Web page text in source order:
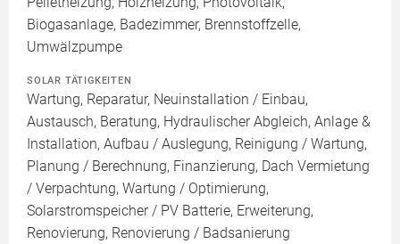
Biogasanlage, Badezimmer, Brennstoffzelle,
Umwälzpumpe
SOLAR TÄTIGKEITEN
Wartung, Reparatur, Neuinstallation / Einbau,
Austausch, Beratung, Hydraulischer Abgleich, Anlage &
Installation, Aufbau / Auslegung, Reinigung / Wartung,
Planung / Berechnung, Finanzierung, Dach Vermietung
/ Verpachtung, Wartung / Optimierung,
Solarstromspeicher / PV Batterie, Erweiterung,
Renovierung, Renovierung / Badsanierung